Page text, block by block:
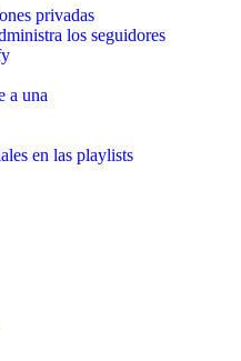
privadas
los seguidores
a una
en las playlists